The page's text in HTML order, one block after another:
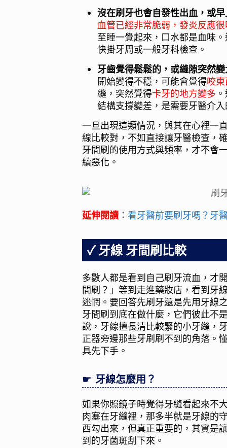
沒在刷牙也會自發性出血，或
血管已經非常脆弱，發炎反應
至睡一覺起來，口水都是血味
快掛牙周或一般牙科檢查。
牙齒覺得鬆鬆的，或縫隙突然
開始變得不穩，可能會覺得咬
縫，突然覺得卡牙的地方變多
結構支撐變差，是需要牙醫介
一旦出現這類情況，與其在心裡一
線比較對，不如直接讓牙醫檢查，
牙間刷的使用方式與頻率，才不會
續惡化。
延伸閱讀： 看牙醫前要刷牙嗎？牙
牙線 牙間刷比較
多數人都是看到自己刷牙流血，才
間刷？」等到走進藥妝店，看到牙
迷惘。要回答先刷牙還是先用牙線
牙間刷到底在做什麼，它們彼此不
說，牙線擅長清比較緊的小牙縫，
正器旁邊那些牙刷刷不到的角落。
具先下手。
牙線怎麼用？
如果你照鏡子時覺得牙縫看起來不
肉塞在牙縫裡，那多半就是牙線的
西勾出來，但真正重要的，其實是
到的牙菌斑刮下來。